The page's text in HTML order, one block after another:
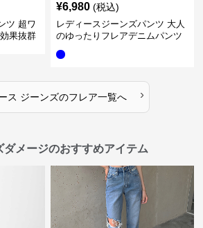
ツ 超ワ
果抜群
¥6,980 (税込)
レディースジーンズパンツ 大人
のゆったりフレアデニムパンツ
ス ジーンズのフレア一覧へ ›
ダメージのおすすめアイテム